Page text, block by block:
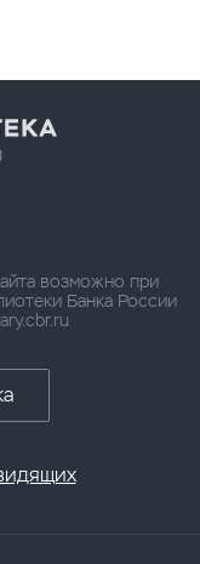
возможно при
Банка России